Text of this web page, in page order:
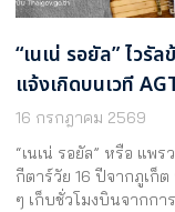
“เนเน่ รอยัล” ไวรั
แจ้งเกิดบนเวที
16 กรกฎาคม 2569
“เนเน่ รอยัล” หรือ แพ
กีตาร์วัย 16 ปีจากภูเก็
ๆ เก็บชั่วโมงบินจากกา